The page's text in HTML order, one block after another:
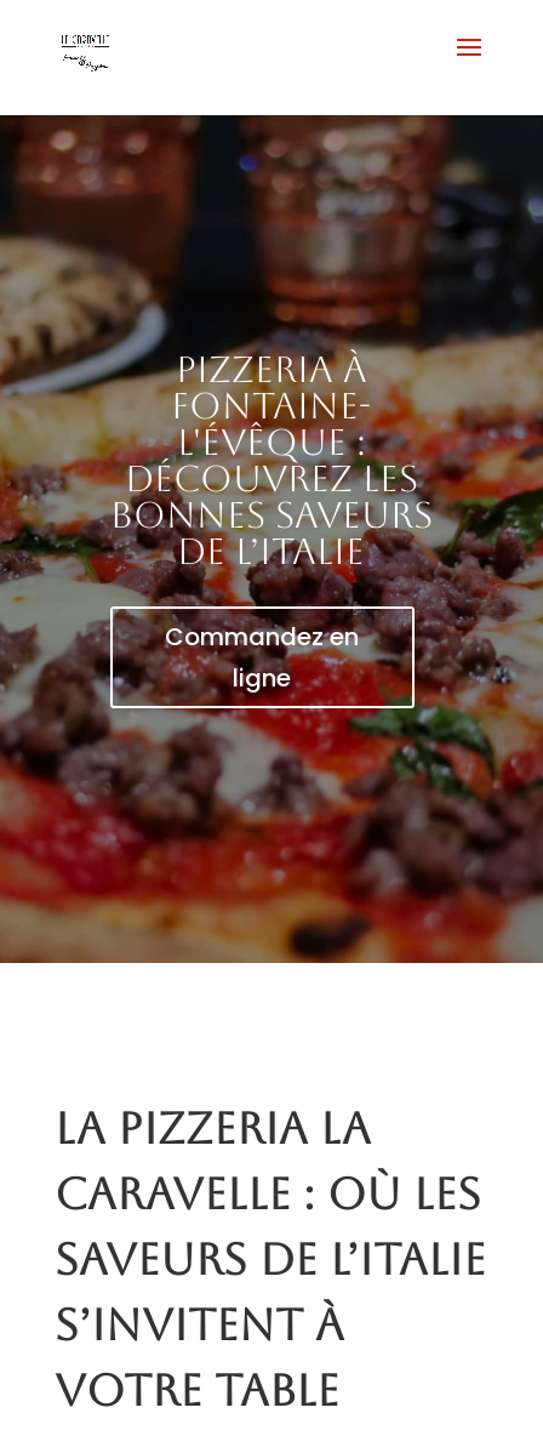
Pizzeria à
Fontaine-
l'Évêque :
découvrez les
bonnes saveurs
de l’Italie
Commandez en
ligne
La pizzeria La
Caravelle : où les
saveurs de l’Italie
s’invitent à
votre table